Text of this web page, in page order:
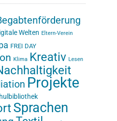
Welten Eltern-Verein
FREI DAY
Klima Kreativ Lesen
Projekte
Sprachen